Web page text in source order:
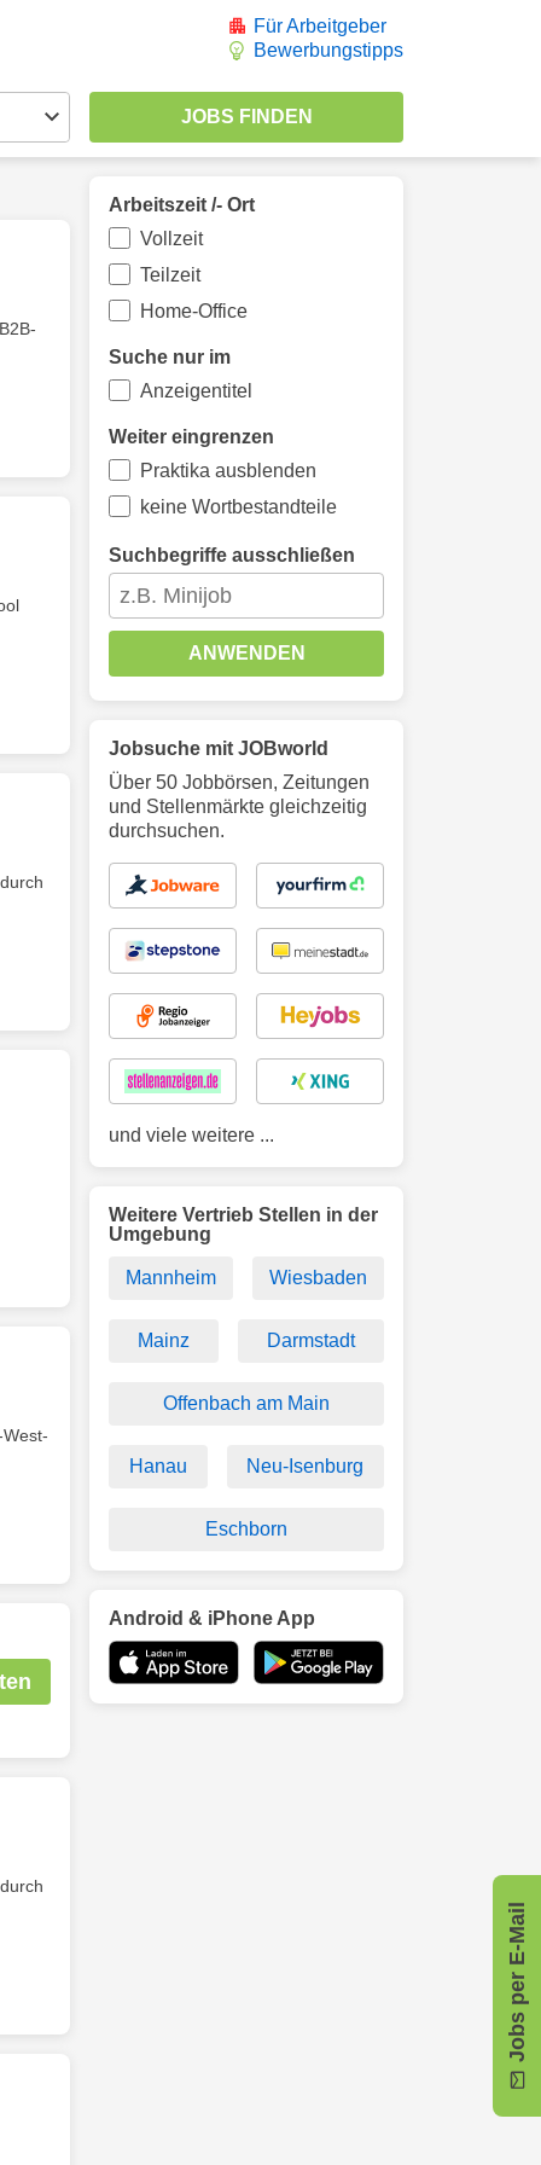
Für Arbeitgeber
Bewerbungstipps
Jobs per E-Mail
Arbeitszeit /- Ort
Vollzeit
Teilzeit
Home-Office
Suche nur im
Anzeigentitel
Weiter eingrenzen
Praktika ausblenden
keine Wortbestandteile
Suchbegriffe ausschließen
ANWENDEN
Jobsuche mit JOBworld
Über 50 Jobbörsen, Zeitungen
und Stellenmärkte gleichzeitig
durchsuchen.
und viele weitere ...
Weitere Vertrieb Stellen in der
Umgebung
Mannheim Wiesbaden
Mainz Darmstadt
Offenbach am Main
Hanau Neu-Isenburg
Eschborn
Android & iPhone App